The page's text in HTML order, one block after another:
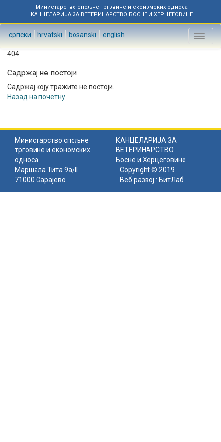
Министарство спољне трговине и економских односа
КАНЦЕЛАРИЈА ЗА ВЕТЕРИНАРСТВО БОСНЕ И ХЕРЦЕГОВИНЕ
српски hrvatski bosanski english
Toggle
404
Садржај не постоји
Садржај коју тражите не постоји.
Назад на почетну
Министарство спољне
трговине и економских
односа
КАНЦЕЛАРИЈА ЗА
ВЕТЕРИНАРСТВО
Босне и Херцеговине
Маршала Тита 9а/II
71000 Сарајево
Copyright © 2019
Веб развој : БитЛаб